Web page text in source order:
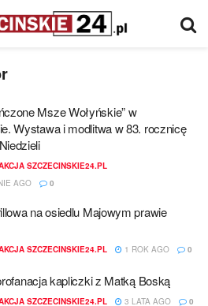
Msze Wołyńskie” w
Wystawa i modlitwa w 83. rocznicę
SZCZECINSKIE24.PL
AGO
0
na osiedlu Majowym prawie
SZCZECINSKIE24.PL 1 ROK AGO 0
kapliczki z Matką Boską
SZCZECINSKIE24.PL 3 LATA AGO 0